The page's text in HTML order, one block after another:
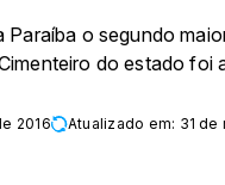
Paraíba o segundo
do estado foi
2016 Atualizado em: 31 de